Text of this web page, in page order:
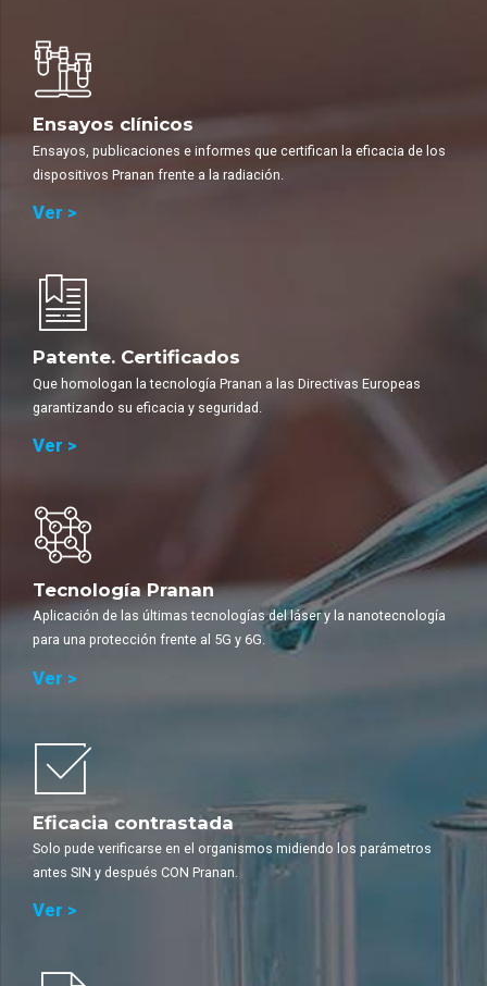
Ensayos clínicos
Ensayos, publicaciones e informes que certifican la eficacia de los
dispositivos Pranan frente a la radiación.
Ver >
Patente. Certificados
Que homologan la tecnología Pranan a las Directivas Europeas
garantizando su eficacia y seguridad.
Ver >
Tecnología Pranan
Aplicación de las últimas tecnologías del láser y la nanotecnología
para una protección frente al 5G y 6G.
Ver >
Eficacia contrastada
Solo pude verificarse en el organismos midiendo los parámetros
antes SIN y después CON Pranan.
Ver >